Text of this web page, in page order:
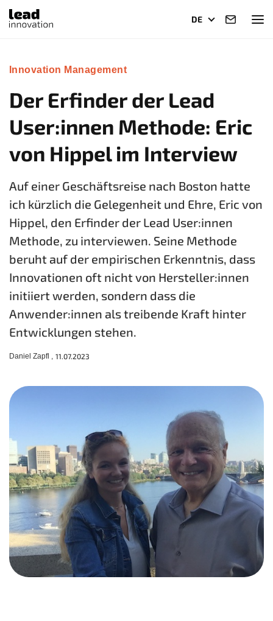
DE
Innovation Management
Der Erfinder der Lead
User:innen Methode: Eric
von Hippel im Interview
Auf einer Geschäftsreise nach Boston hatte
ich kürzlich die Gelegenheit und Ehre, Eric von
Hippel, den Erfinder der Lead User:innen
Methode, zu interviewen. Seine Methode
beruht auf der empirischen Erkenntnis, dass
Innovationen oft nicht von Hersteller:innen
initiiert werden, sondern dass die
Anwender:innen als treibende Kraft hinter
Entwicklungen stehen.
Daniel Zapfl , 11.07.2023